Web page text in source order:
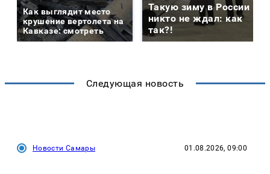
Как выглядит место
крушение вертолета на
Кавказе: смотреть
Такую зиму в России
никто не ждал: как
так?!
Следующая новость
Новости Самары 01.08.2026, 09:00